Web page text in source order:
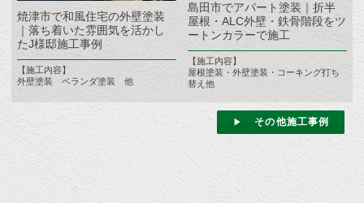
焼津市で和風住宅の外壁塗装
｜落ち着いた雰囲気を活かし
たJ様邸施工事例
【施工内容】
外壁塗装 ベランダ塗装 他
島田市でアパート塗装｜折半
屋根・ALC外壁・鉄骨階段をツ
ートンカラーで施工
【施工内容】
屋根塗装・外壁塗装・コーキング打ち
替え他
その他施工事例